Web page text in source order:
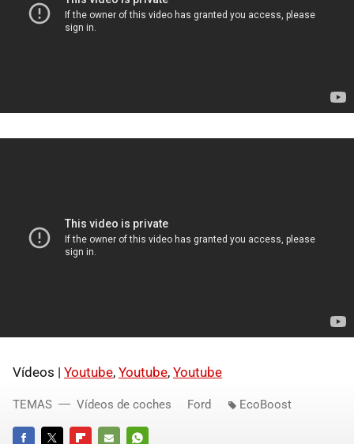
Vídeos | Youtube, Youtube, Youtube
TEMAS Vídeos de coches Ford EcoBoost